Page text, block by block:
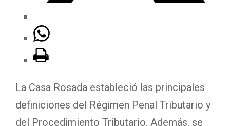
La Casa Rosada estableció las principales
definiciones del Régimen Penal Tributario y
del Procedimiento Tributario. Además, se